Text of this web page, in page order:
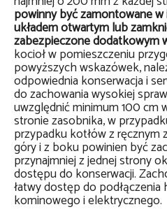
powinny być zamontowane
układem otwartym lub
zabezpieczone dodatkowym
kocioł w pomieszczeniu
powyższych wskazówek,
odpowiednia konserwacja i
do zachowania wysokiej
uwzględnić minimum 100 cm
stronie zasobnika, w
przypadku kotłów z
góry i z boku powinien być
przynajmniej z jednej strony
dostępu do konserwacji.
łatwy dostęp do podłączenia
kominowego i elektrycznego.